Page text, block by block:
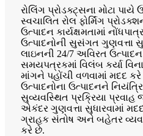
રોલિંગ પ્રોડક્ટ્સના મોટા પાયે
સ્વચાલિત રોલ ફોર્મિંગ
ઉત્પાદન કાર્યક્ષમતામાં
ઉત્પાદનોની સુસંગત ગુણવત્તા
લાઇનની 24/7 અવિરત ઉત્પાદન
સમયપત્રકમાં વિલંબ કર્યા
માંગને પહોંચી વળવામાં મદદ
ઉત્પાદનોના ઉત્પાદનને
સુવ્યવસ્થિત પ્રક્રિયા પ્રવાહ
એકંદર ગુણવત્તા સુધારવામાં
ગ્રાહક સંતોષ અને બહેતર
કરે છે.